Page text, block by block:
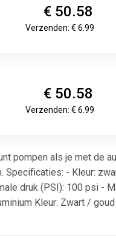
€ 50.58
Verzenden: € 6.99
€ 50.58
Verzenden: € 6.99
pompen als je met de
- Kleur:
druk (PSI): 100 psi -
Kleur: Zwart /